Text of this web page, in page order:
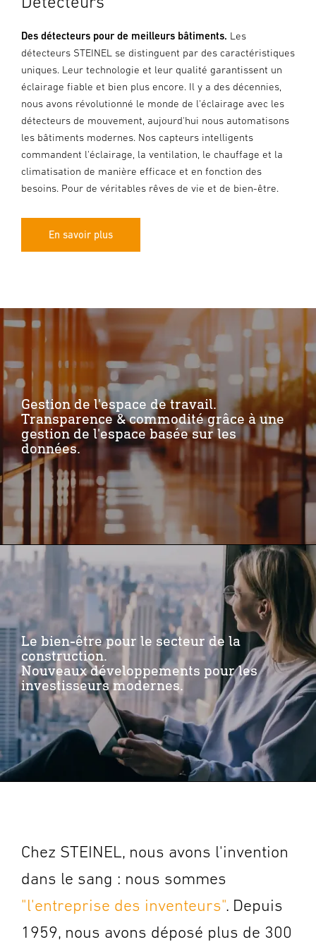
Des détecteurs pour de meilleurs bâtiments. Les
détecteurs STEINEL se distinguent par des caractéristiques
uniques. Leur technologie et leur qualité garantissent un
éclairage fiable et bien plus encore. Il y a des décennies,
nous avons révolutionné le monde de l'éclairage avec les
détecteurs de mouvement, aujourd'hui nous automatisons
les bâtiments modernes. Nos capteurs intelligents
commandent l'éclairage, la ventilation, le chauffage et la
climatisation de manière efficace et en fonction des
besoins. Pour de véritables rêves de vie et de bien-être.
En savoir plus
Gestion de l'espace de travail.
Transparence & commodité grâce à une
gestion de l'espace basée sur les
données.
Le bien-être pour le secteur de la
construction.
Nouveaux développements pour les
investisseurs modernes.
Chez STEINEL, nous avons l'invention
dans le sang : nous sommes
"l'entreprise des inventeurs". Depuis
1959, nous avons déposé plus de 300